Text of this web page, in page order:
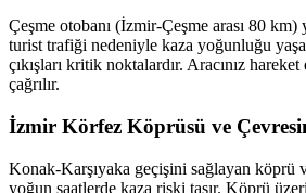
Çeşme otobanı (İzmir-Çeşme arası 80 km)
turist trafiği nedeniyle kaza yoğunluğu
çıkışları kritik noktalardır. Aracınız
çağrılır.
İzmir Körfez Köprüsü ve
Konak-Karşıyaka geçişini sağlayan köprü
yoğun saatlerde kaza riski taşır. Köprü